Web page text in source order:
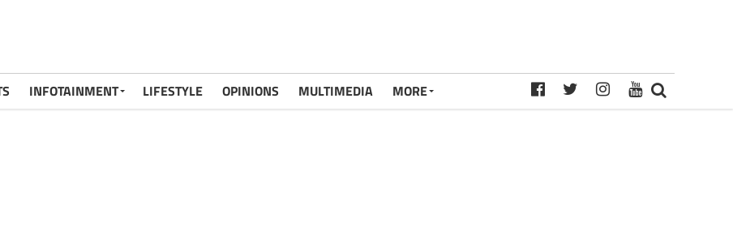
INFOTAINMENT LIFESTYLE OPINIONS MULTIMEDIA MORE